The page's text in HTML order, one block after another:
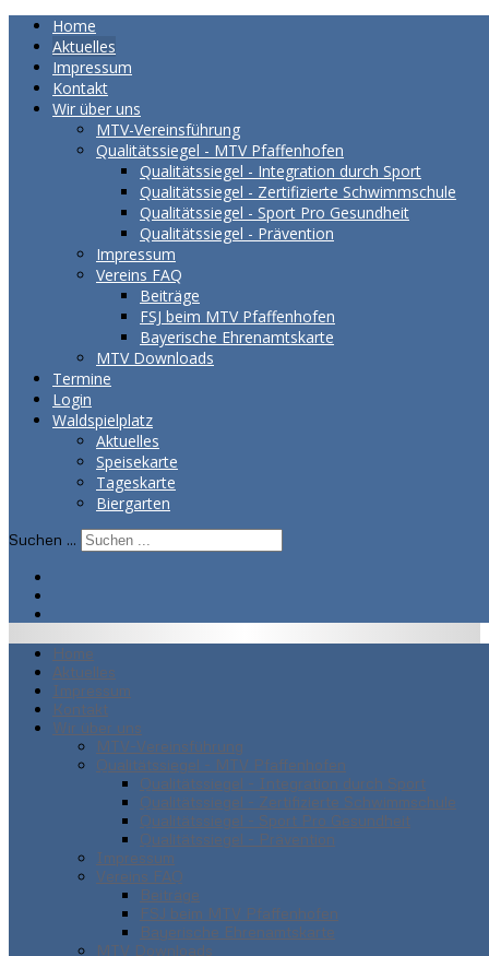
Home
Aktuelles
Impressum
Kontakt
Wir über uns
MTV-Vereinsführung
Qualitätssiegel - MTV Pfaffenhofen
Qualitätssiegel - Integration durch Sport
Qualitätssiegel - Zertifizierte Schwimmschule
Qualitätssiegel - Sport Pro Gesundheit
Qualitätssiegel - Prävention
Impressum
Vereins FAQ
Beiträge
FSJ beim MTV Pfaffenhofen
Bayerische Ehrenamtskarte
MTV Downloads
Termine
Login
Waldspielplatz
Aktuelles
Speisekarte
Tageskarte
Biergarten
Suchen ...
Home
Aktuelles
Impressum
Kontakt
Wir über uns
MTV-Vereinsführung
Qualitätssiegel - MTV Pfaffenhofen
Qualitätssiegel - Integration durch Sport
Qualitätssiegel - Zertifizierte Schwimmschule
Qualitätssiegel - Sport Pro Gesundheit
Qualitätssiegel - Prävention
Impressum
Vereins FAQ
Beiträge
FSJ beim MTV Pfaffenhofen
Bayerische Ehrenamtskarte
MTV Downloads